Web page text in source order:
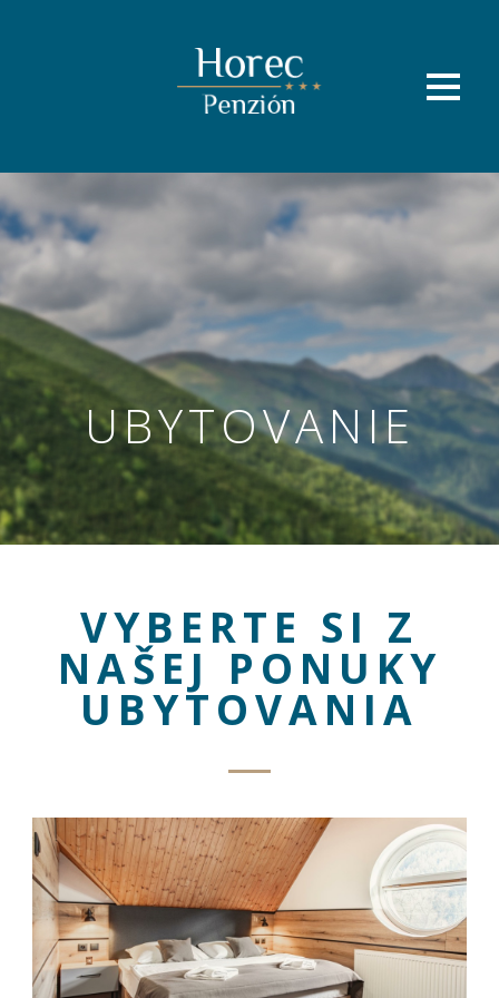
UBYTOVANIE
VYBERTE SI Z
NAŠEJ PONUKY
UBYTOVANIA
nevyhnutné
pre správne
fungovanie
našej webovej
stránky.
Zahŕňajú
napríklad
prihlásenie,